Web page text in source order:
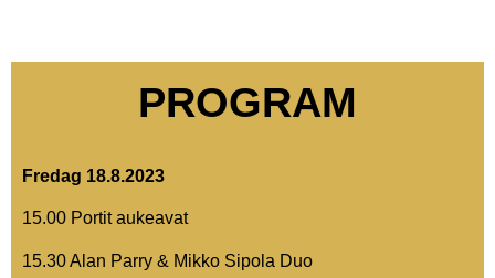
PROGRAM
Fredag 18.8.2023
15.00 Portit aukeavat
15.30 Alan Parry & Mikko Sipola Duo